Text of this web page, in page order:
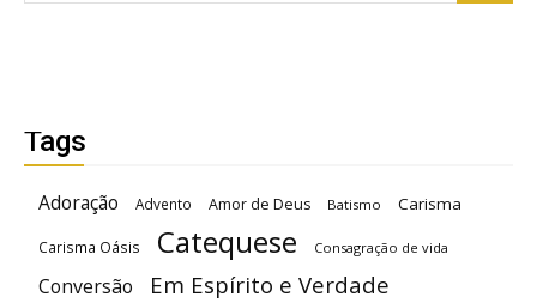
Tags
Adoração Advento Amor de Deus Batismo Carisma
Carisma Oásis Catequese Consagração de vida
Conversão Em Espírito e Verdade